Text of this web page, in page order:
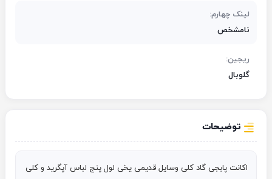
لینک چهارم:
نامشخص
ریجین:
گلوبال
توضیحات